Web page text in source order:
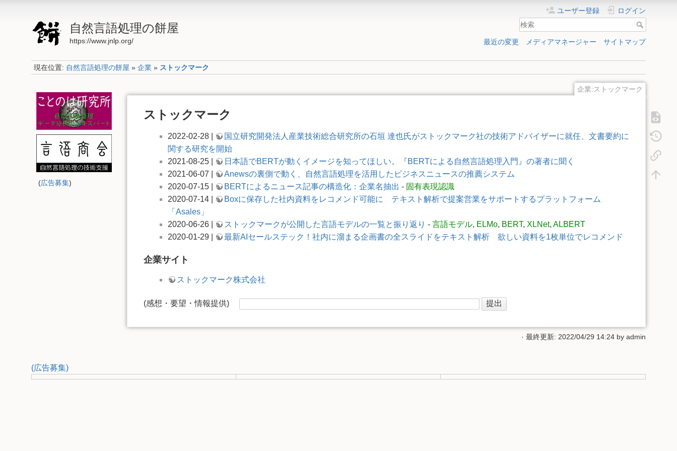
自然言語処理の餅屋
https://www.jnlp.org/
ユーザー登録 ログイン
最近の変更 メディアマネージャー サイトマップ
現在位置: 自然言語処理の餅屋 » 企業» ストックマーク
(広告募集)
企業:ストックマーク
ストックマーク
2022-02-28 |
国立研究開発法人産業技術総合研究所の石垣 達也氏がストックマーク社の技術アドバイザーに就任、文書要約に
関する研究を開始
2021-08-25 |
日本語でBERTが動くイメージを知ってほしい。『BERTによる自然言語処理入門』の著者に聞く
2021-06-07 |
Anewsの裏側で動く、自然言語処理を活用したビジネスニュースの推薦システム
2020-07-15 |
BERTによるニュース記事の構造化：企業名抽出 - 固有表現認識
2020-07-14 |
Boxに保存した社内資料をレコメンド可能に テキスト解析で提案営業をサポートするプラットフォーム
「Asales」
2020-06-26 |
ストックマークが公開した言語モデルの一覧と振り返り - 言語モデル, ELMo, BERT, XLNet, ALBERT
2020-01-29 |
最新AIセールステック！社内に溜まる企画書の全スライドをテキスト解析 欲しい資料を1枚単位でレコメンド
企業サイト
ストックマーク株式会社
(感想・要望・情報提供)
· 最終更新: 2022/04/29 14:24 by admin
(広告募集)